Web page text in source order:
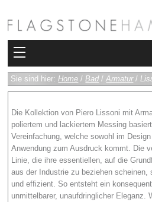
Kollektionen
Bad
Heizkörper
Fliesen
Sauna und Hamam
Sie sind hier: Home / Bad /Armatur /
Die Kollektion von Piero Lissoni mit
poliertem und lackiertem Messing
Vereinfachung, welche sowohl im
Anwendung zum Ausdruck kommt. Die
Linie, die ihre essentiellen, auf die
aus der Industrie zu beziehen
und effizient. So entsteht ein
unmittelbarer, unaufdringlicher Eleganz.